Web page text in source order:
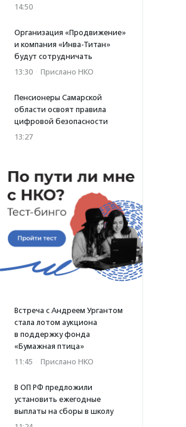
14:50
Организация «Продвижение»
и компания «Инва-Титан»
будут сотрудничать
13:30 · Прислано НКО
Пенсионеры Самарской
области освоят правила
цифровой безопасности
13:27
Встреча с Андреем Ургантом
стала лотом аукциона
в поддержку фонда
«Бумажная птица»
11:45 · Прислано НКО
В ОП РФ предложили
установить ежегодные
выплаты на сборы в школу